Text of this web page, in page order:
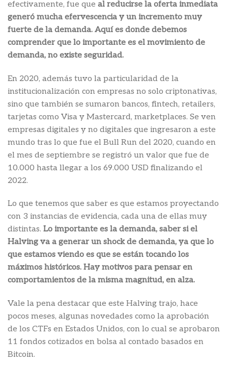
efectivamente, fue que al reducirse la oferta inmediata
generó mucha efervescencia y un incremento muy
fuerte de la demanda. Aquí es donde debemos
comprender que lo importante es el movimiento de
demanda, no existe seguridad.
En 2020, además tuvo la particularidad de la
institucionalización con empresas no solo criptonativas,
sino que también se sumaron bancos, fintech, retailers,
tarjetas como Visa y Mastercard, marketplaces. Se ven
empresas digitales y no digitales que ingresaron a este
mundo tras lo que fue el Bull Run del 2020, cuando en
el mes de septiembre se registró un valor que fue de
10.000 hasta llegar a los 69.000 USD finalizando el
2022.
Lo que tenemos que saber es que estamos proyectando
con 3 instancias de evidencia, cada una de ellas muy
distintas. Lo importante es la demanda, saber si el
Halving va a generar un shock de demanda, ya que lo
que estamos viendo es que se están tocando los
máximos históricos. Hay motivos para pensar en
comportamientos de la misma magnitud, en alza.
Vale la pena destacar que este Halving trajo, hace
pocos meses, algunas novedades como la aprobación
de los CTFs en Estados Unidos, con lo cual se aprobaron
11 fondos cotizados en bolsa al contado basados en
Bitcoin.